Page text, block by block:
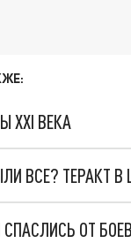
XXI ВЕКА
ВСЕ? ТЕРАКТ
ОТ